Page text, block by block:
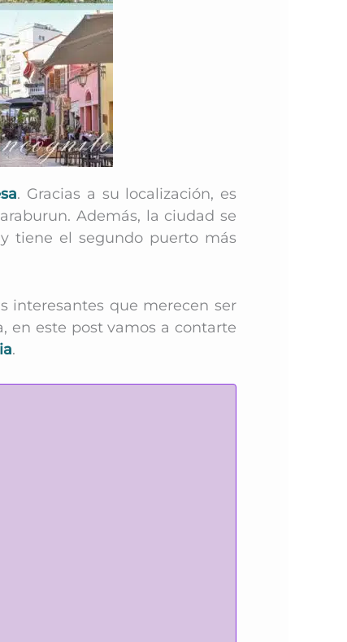
. Gracias a su localización, es
Además, la ciudad se
tiene el segundo puerto más
interesantes que merecen ser
en este post vamos a contarte
.